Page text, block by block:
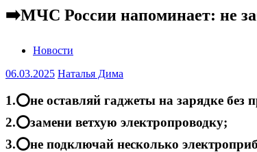
➡️МЧС России напоминает: не
Новости
06.03.2025 Наталья Дима
1.⭕не оставляй гаджеты на зарядке без
2.⭕замени ветхую электропроводку;
3.⭕не подключай несколько